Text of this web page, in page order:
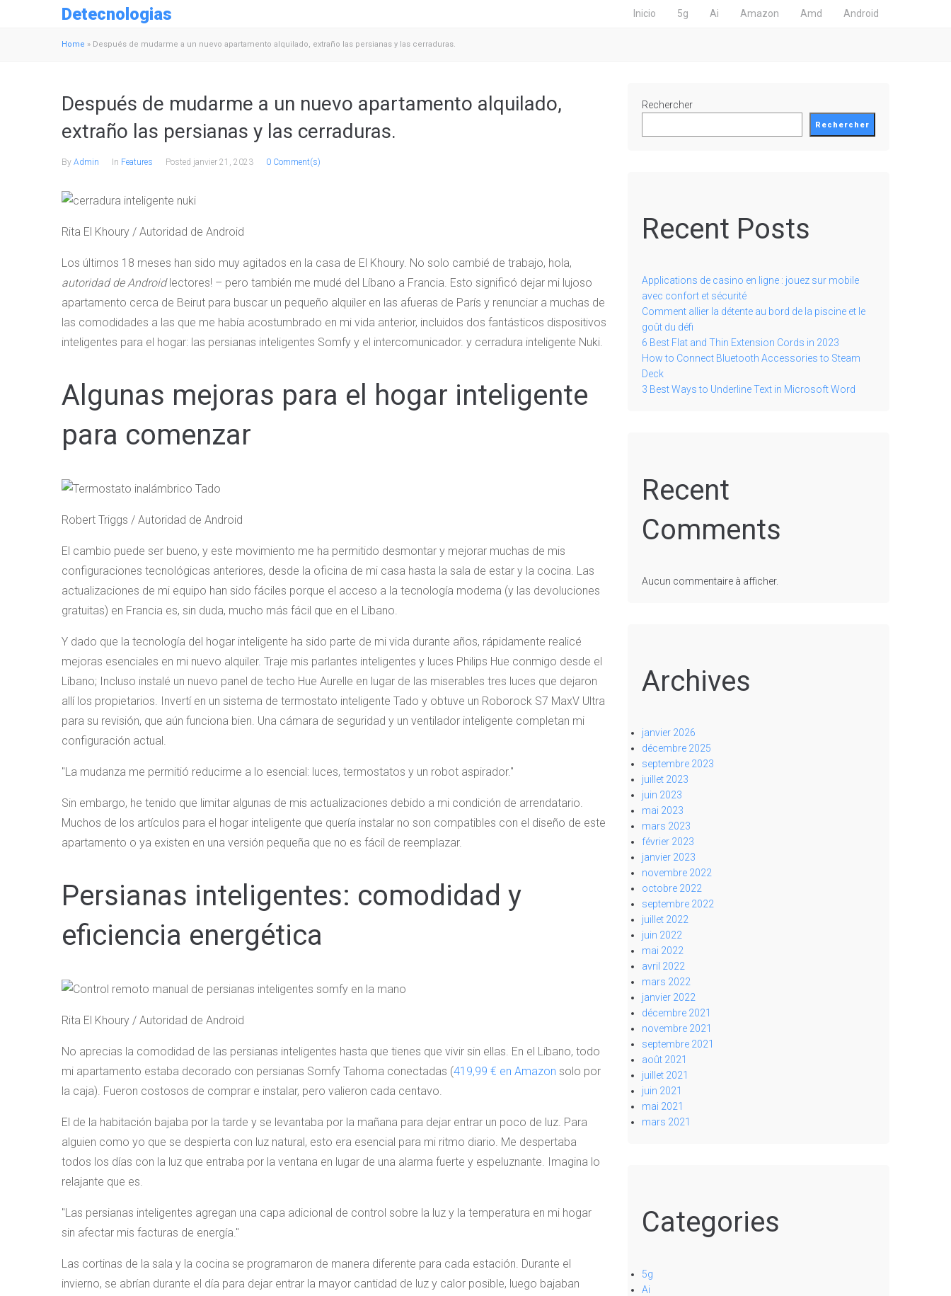
Detecnologias Inicio 5g Ai Amazon Amd Android
Home » Después de mudarme a un nuevo apartamento alquilado, extraño las persianas y las cerraduras.
Después de mudarme a un nuevo apartamento alquilado,
extraño las persianas y las cerraduras.
By Admin In Features Posted janvier 21, 2023 0 Comment(s)
Rita El Khoury / Autoridad de Android
Los últimos 18 meses han sido muy agitados en la casa de El Khoury. No solo cambié de trabajo, hola,
autoridad de Androidlectores! – pero también me mudé del Líbano a Francia. Esto significó dejar mi lujoso
apartamento cerca de Beirut para buscar un pequeño alquiler en las afueras de París y renunciar a muchas de
las comodidades a las que me había acostumbrado en mi vida anterior, incluidos dos fantásticos dispositivos
inteligentes para el hogar: las persianas inteligentes Somfy y el intercomunicador. y cerradura inteligente Nuki.
Algunas mejoras para el hogar inteligente
para comenzar
Robert Triggs / Autoridad de Android
El cambio puede ser bueno, y este movimiento me ha permitido desmontar y mejorar muchas de mis
configuraciones tecnológicas anteriores, desde la oficina de mi casa hasta la sala de estar y la cocina. Las
actualizaciones de mi equipo han sido fáciles porque el acceso a la tecnología moderna (y las devoluciones
gratuitas) en Francia es, sin duda, mucho más fácil que en el Líbano.
Y dado que la tecnología del hogar inteligente ha sido parte de mi vida durante años, rápidamente realicé
mejoras esenciales en mi nuevo alquiler. Traje mis parlantes inteligentes y luces Philips Hue conmigo desde el
Líbano; Incluso instalé un nuevo panel de techo Hue Aurelle en lugar de las miserables tres luces que dejaron
allí los propietarios. Invertí en un sistema de termostato inteligente Tado y obtuve un Roborock S7 MaxV Ultra
para su revisión, que aún funciona bien. Una cámara de seguridad y un ventilador inteligente completan mi
configuración actual.
La mudanza me permitió reducirme a lo esencial: luces, termostatos y un robot aspirador.
Sin embargo, he tenido que limitar algunas de mis actualizaciones debido a mi condición de arrendatario.
Muchos de los artículos para el hogar inteligente que quería instalar no son compatibles con el diseño de este
apartamento o ya existen en una versión pequeña que no es fácil de reemplazar.
Persianas inteligentes: comodidad y
eficiencia energética
Rita El Khoury / Autoridad de Android
No aprecias la comodidad de las persianas inteligentes hasta que tienes que vivir sin ellas. En el Líbano, todo
mi apartamento estaba decorado con persianas Somfy Tahoma conectadas (419,99 € en Amazon solo por
la caja). Fueron costosos de comprar e instalar, pero valieron cada centavo.
El de la habitación bajaba por la tarde y se levantaba por la mañana para dejar entrar un poco de luz. Para
alguien como yo que se despierta con luz natural, esto era esencial para mi ritmo diario. Me despertaba
todos los días con la luz que entraba por la ventana en lugar de una alarma fuerte y espeluznante. Imagina lo
relajante que es.
Las persianas inteligentes agregan una capa adicional de control sobre la luz y la temperatura en mi hogar
sin afectar mis facturas de energía.
Las cortinas de la sala y la cocina se programaron de manera diferente para cada estación. Durante el
invierno, se abrían durante el día para dejar entrar la mayor cantidad de luz y calor posible, luego bajaban
Rechercher
Rechercher
Recent Posts
Applications de casino en ligne : jouez sur mobile
avec confort et sécurité
Comment allier la détente au bord de la piscine et le
goût du défi
6 Best Flat and Thin Extension Cords in 2023
How to Connect Bluetooth Accessories to Steam
Deck
3 Best Ways to Underline Text in Microsoft Word
Recent
Comments
Aucun commentaire à afficher.
Archives
janvier 2026
décembre 2025
septembre 2023
juillet 2023
juin 2023
mai 2023
mars 2023
février 2023
janvier 2023
novembre 2022
octobre 2022
septembre 2022
juillet 2022
juin 2022
mai 2022
avril 2022
mars 2022
janvier 2022
décembre 2021
novembre 2021
septembre 2021
août 2021
juillet 2021
juin 2021
mai 2021
mars 2021
Categories
5g
Ai